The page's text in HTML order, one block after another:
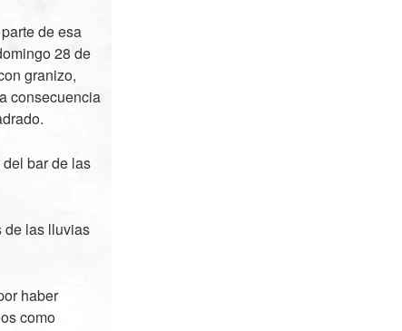
de esa
28 de
granizo,
consecuencia
bar de las
de las lluvias
haber
como